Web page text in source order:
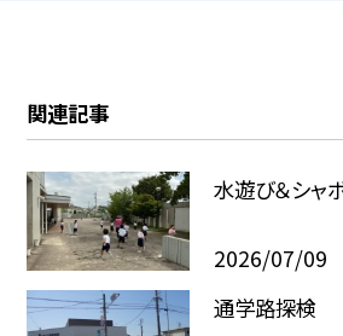
関連記事
水遊び＆シャ
2026/07/09
通学路探検